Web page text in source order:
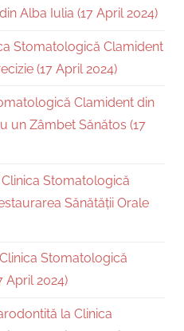
Alba Iulia (17 April 2024)
Stomatologică Clamident
(17 April 2024)
Clamident din
un Zâmbet Sănătos (17
Stomatologică
Sănătății Orale
Stomatologică
April 2024)
la Clinica